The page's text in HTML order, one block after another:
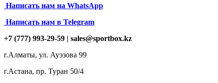
Написать нам на WhatsApp
Написать нам в Telegram
+7 (777) 993-29-59 | sales@sportbox.kz
г.Алматы, ул. Ауэзова 99
г.Астана, пр. Туран 50/4